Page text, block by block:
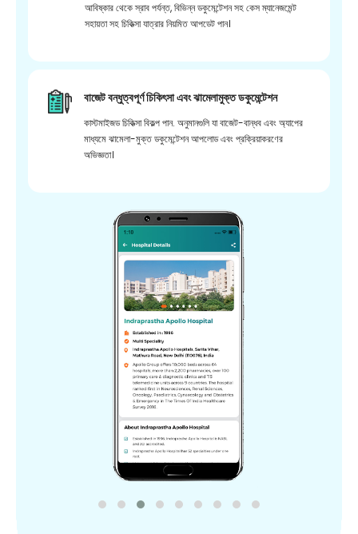
আবিষ্কার থেকে স্রাব পর্যন্ত, বিভিন্ন ডকুমেন্টেশন সহ কেস ম্যানেজমেন্ট
সহায়তা সহ চিকিত্সা যাত্রার নিয়মিত আপডেট পান।
বাজেট বন্ধুত্বপূর্ণ চিকিৎসা এবং ঝামেলামুক্ত ডকুমেন্টেশন
কাস্টমাইজড চিকিত্সা বিকল্প পান. অনুমানগুলি যা বাজেট-বান্ধব এবং অ্যাপের
মাধ্যমে ঝামেলা-মুক্ত ডকুমেন্টেশন আপলোড এবং প্রক্রিয়াকরণের
অভিজ্ঞতা।